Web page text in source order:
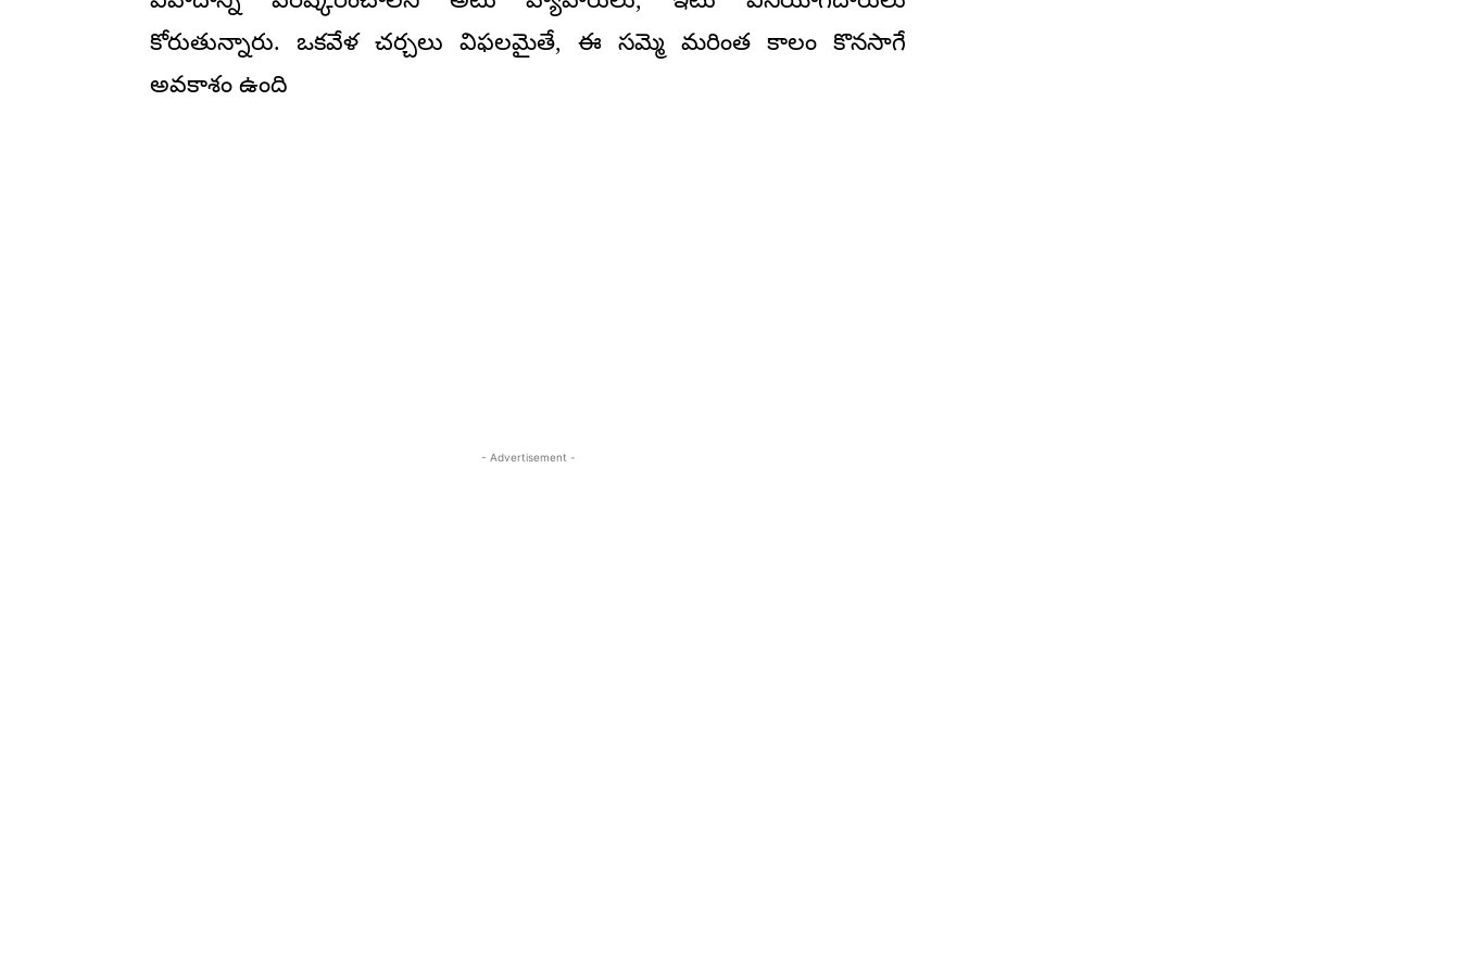
కోరుతున్నారు. ఒకవేళ చర్చలు విఫలమైతే, ఈ సమ్మె మరింత కాలం కొనసాగే
అవకాశం ఉంది
- Advertisement -